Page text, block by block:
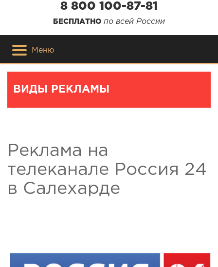
8 800 100-87-81
БЕСПЛАТНО по всей России
Меню
ВИДЫ РЕКЛАМЫ
Реклама на
телеканале Россия 24
в Салехарде